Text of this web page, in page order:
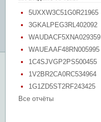
5UXXW3C51G0R21965
3GKALPEG3RL402092
WAUDACF5XNA029359
WAUEAAF48RN005995
1C4SJVGP2PS500455
1V2BR2CA0RC534964
1G1ZD5ST2RF243425
Все отчёты